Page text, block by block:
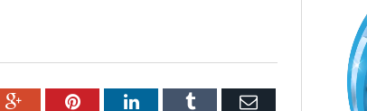
Google+PinterestLinkedInTumblr Email